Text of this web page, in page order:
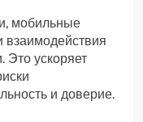
мобильные
взаимодействия
Это ускоряет
и доверие.